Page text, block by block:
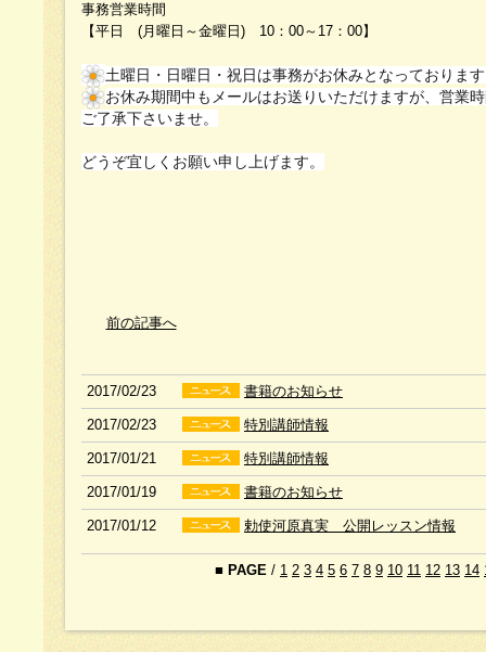
事務営業時間
【平日 (月曜日～金曜日) 10：00～17：00】
土曜日・日曜日・祝日は事務がお休みとなっております
お休み期間中もメールはお送りいただけますが、営業
ご了承下さいませ。
どうぞ宜しくお願い申し上げます。
前の記事へ
2017/02/23 書籍のお知らせ
2017/02/23 特別講師情報
2017/01/21 特別講師情報
2017/01/19 書籍のお知らせ
2017/01/12 勅使河原真実 公開レッスン情報
■ PAGE / 1 2 3 4 5 6 7 8 9 10 11 12 13 14